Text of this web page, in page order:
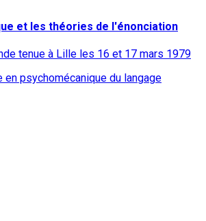
et les théories de l'énonciation
tenue à Lille les 16 et 17 mars 1979
en psychomécanique du langage